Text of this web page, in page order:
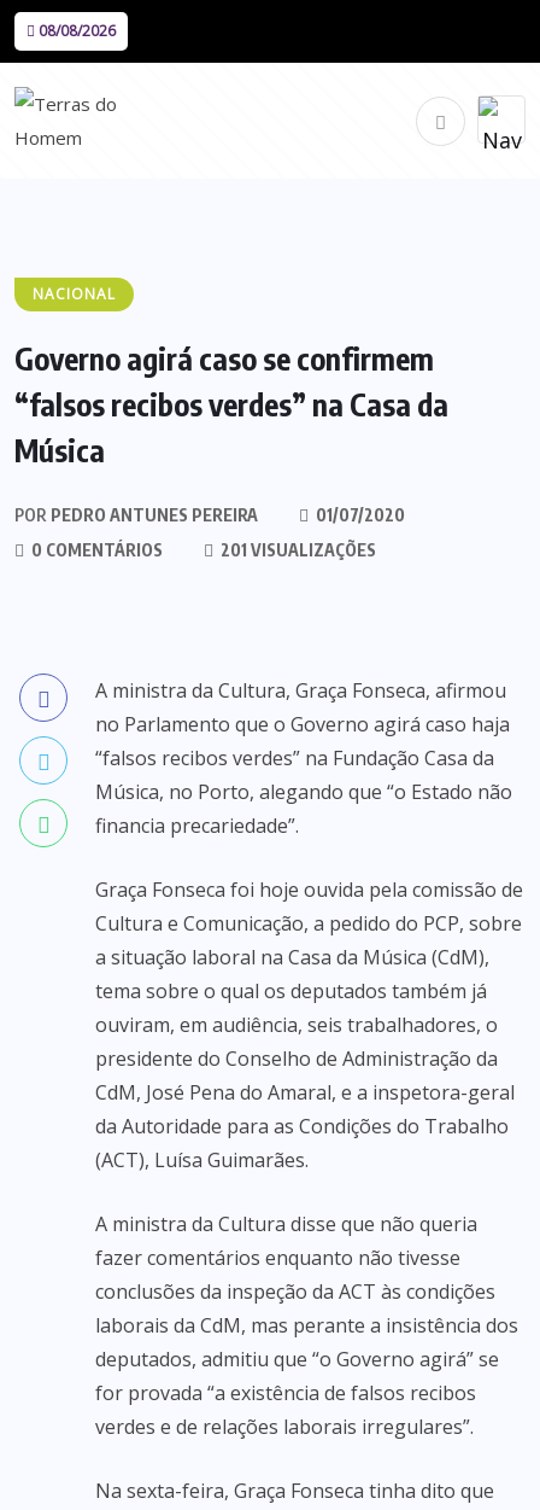
08/08/2026
NACIONAL
Governo agirá caso se confirmem
“falsos recibos verdes” na Casa da
Música
POR PEDRO ANTUNES PEREIRA
01/07/2020
0 COMENTÁRIOS
201 VISUALIZAÇÕES
A ministra da Cultura, Graça Fonseca, afirmou
no Parlamento que o Governo agirá caso haja
“falsos recibos verdes” na Fundação Casa da
Música, no Porto, alegando que “o Estado não
financia precariedade”.
Graça Fonseca foi hoje ouvida pela comissão de
Cultura e Comunicação, a pedido do PCP, sobre
a situação laboral na Casa da Música (CdM),
tema sobre o qual os deputados também já
ouviram, em audiência, seis trabalhadores, o
presidente do Conselho de Administração da
CdM, José Pena do Amaral, e a inspetora-geral
da Autoridade para as Condições do Trabalho
(ACT), Luísa Guimarães.
A ministra da Cultura disse que não queria
fazer comentários enquanto não tivesse
conclusões da inspeção da ACT às condições
laborais da CdM, mas perante a insistência dos
deputados, admitiu que “o Governo agirá” se
for provada “a existência de falsos recibos
verdes e de relações laborais irregulares”.
Na sexta-feira, Graça Fonseca tinha dito que